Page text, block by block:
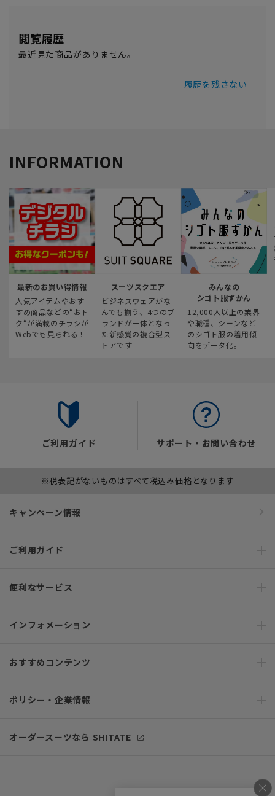
閲覧履歴
最近見た商品がありません。
履歴を残さない
INFORMATION
最新のお買い得情報
人気アイテムやおす
すめ商品などの“おト
ク“が満載のチラシが
Webでも見られる！
スーツスクエア
ビジネスウェアがな
んでも揃う、4つのブ
ランドが一体となっ
た新感覚の複合型ス
トアです
みんなの
シゴト服ずかん
12,000人以上の業界
や職種、シーンなど
のシゴト服の着用傾
向をデータ化。
ご利用ガイド サポート・お問い合わせ
※税表記がないものはすべて税込み価格となります
キャンペーン情報
ご利用ガイド
便利なサービス
インフォメーション
おすすめコンテンツ
ポリシー・企業情報
オーダースーツなら SHITATE